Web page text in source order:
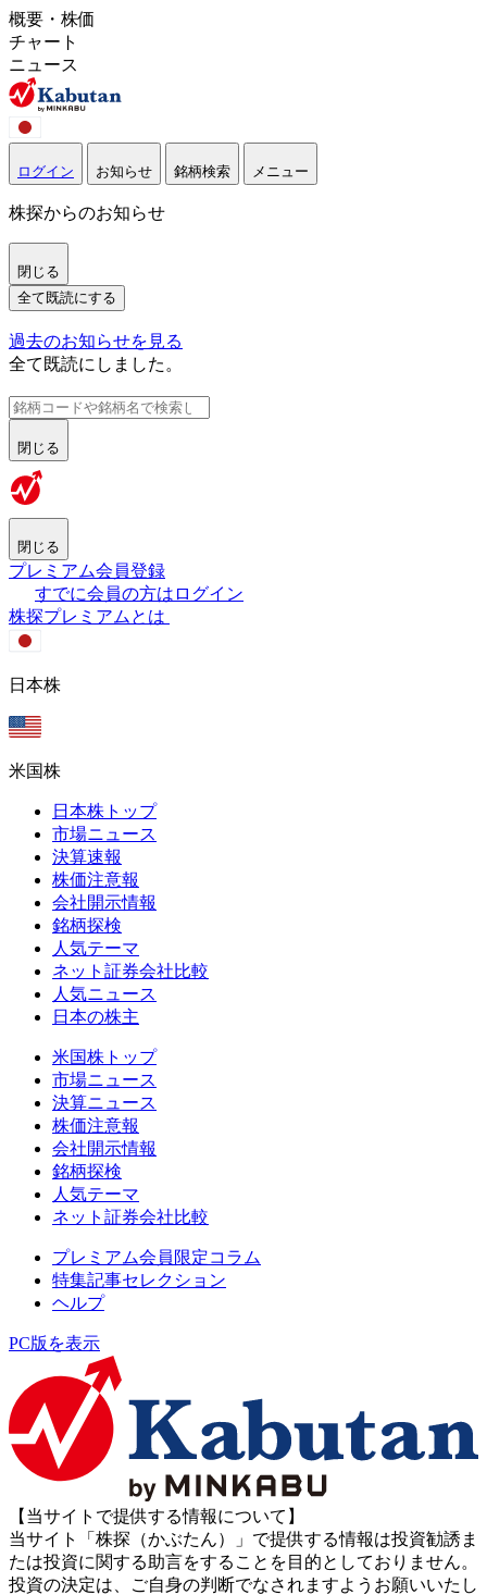
概要・株価
チャート
ニュース
ログイン お知らせ 銘柄検索 メニュー
株探からのお知らせ
閉じる
全て既読にする
過去のお知らせを見る
全て既読にしました。
閉じる
閉じる
プレミアム会員登録
すでに会員の方はログイン
株探プレミアムとは
日本株
米国株
日本株トップ
市場ニュース
決算速報
株価注意報
会社開示情報
銘柄探検
人気テーマ
ネット証券会社比較
人気ニュース
日本の株主
米国株トップ
市場ニュース
決算ニュース
株価注意報
会社開示情報
銘柄探検
人気テーマ
ネット証券会社比較
プレミアム会員限定コラム
特集記事セレクション
ヘルプ
PC版を表示
【当サイトで提供する情報について】
当サイト「株探（かぶたん）」で提供する情報は投資勧誘ま
たは投資に関する助言をすることを目的としておりません。
投資の決定は、ご自身の判断でなされますようお願いいたし